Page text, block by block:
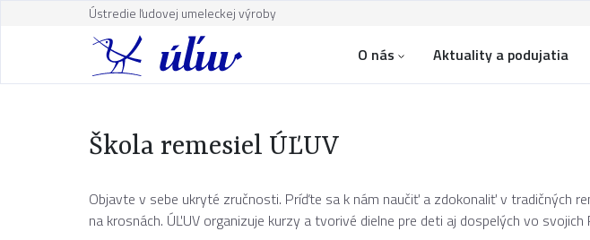
Ústredie ľudovej umeleckej výroby
O nás Aktuality a podujatia
Škola remesiel ÚĽUV
Objavte v sebe ukryté zručnosti. Príďte sa k nám naučiť a zdokonaliť v tradičných
na krosnách. ÚĽUV organizuje kurzy a tvorivé dielne pre deti aj dospelých vo